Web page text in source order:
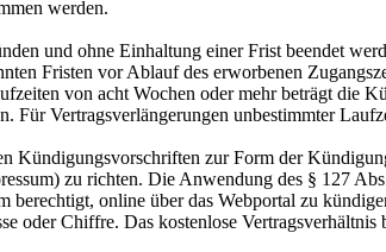
werden.
und ohne Einhaltung einer Frist beendet
Fristen vor Ablauf des erworbenen
von acht Wochen oder mehr beträgt die
Vertragsverlängerungen unbestimmter
Kündigungsvorschriften zur Form der
zu richten. Die Anwendung des § 127
online über das Webportal zu
oder Chiffre. Das kostenlose